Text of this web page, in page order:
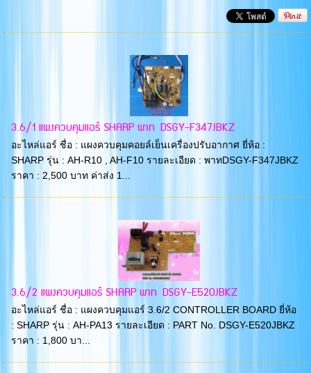
3.6/1 แผงควบคุมแอร์ SHARP พาท DSGY-F347JBKZ
อะไหล่แอร์ ชื่อ : แผงควบคุมคอยล์เย็นเครื่องปรับอากาศ ยี่ห้อ :
SHARP รุ่น : AH-R10 , AH-F10 รายละเอียด : พาทDSGY-F347JBKZ
ราคา : 2,500 บาท ค่าส่ง 1...
3.6/2 แผงควบคุมแอร์ SHARP พาท DSGY-E520JBKZ
อะไหล่แอร์ ชื่อ : แผงควบคุมแอร์ 3.6/2 CONTROLLER BOARD ยี่ห้อ
: SHARP รุ่น : AH-PA13 รายละเอียด : PART No. DSGY-E520JBKZ
ราคา : 1,800 บา...